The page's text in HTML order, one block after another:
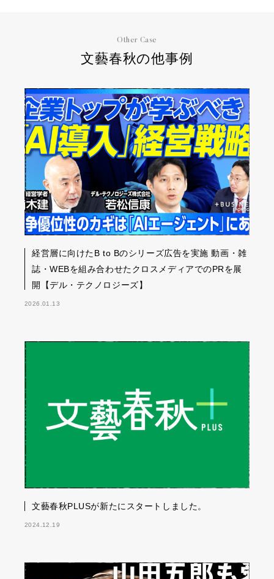
Other Case
文藝春秋の他事例
経営層に向けたB to Bのシリーズ広告を実施 動画・雑
誌・WEBを組み合わせたクロスメディアでのPRを展
開【デル・テクノロジーズ】
2026.01.13
文藝春秋PLUSが新たにスタートしました。
2024.12.19